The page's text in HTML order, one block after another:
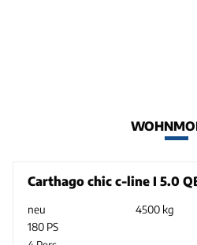
Carthago chic c-line I 5.0
neu
4500 kg
180 PS